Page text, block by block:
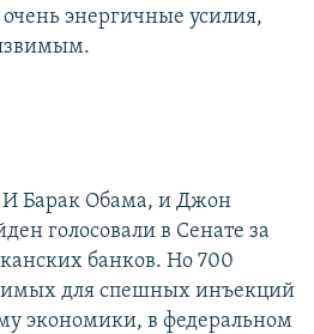
энергичные усилия,
И Барак Обама, и Джон
голосовали в Сенате за
банков. Но 700
для спешных инъекций
экономики, в федеральном